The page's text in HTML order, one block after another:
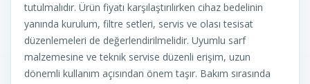
tutulmalıdır. Ürün fiyatı karşılaştırılırken cihaz bedelinin
yanında kurulum, filtre setleri, servis ve olası tesisat
düzenlemeleri de değerlendirilmelidir. Uyumlu sarf
malzemesine ve teknik servise düzenli erişim, uzun
dönemli kullanım açısından önem taşır. Bakım sırasında